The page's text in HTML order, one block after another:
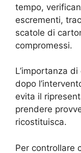
tempo,
escrementi,
scatole di
compromessi.
L’importanza
dopo
evita il
prendere
ricostituisca.
Per controllare